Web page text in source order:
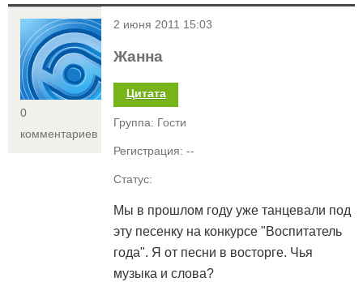
<
0
комментариев
2 июня 2011 15:03
Жанна
Цитата
Группа: Гости
Регистрация: --
Статус:
Мы в прошлом году уже танцевали под
эту песенку на конкурсе "Воспитатель
года". Я от песни в восторге. Чья
музыка и слова?